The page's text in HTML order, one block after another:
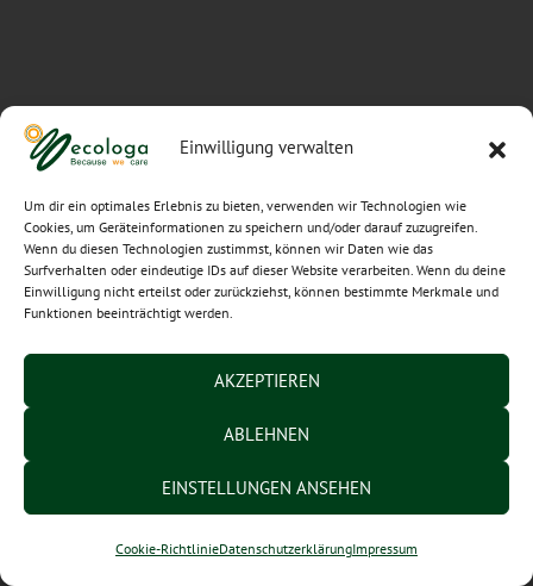
Einwilligung verwalten
Um dir ein optimales Erlebnis zu bieten, verwenden wir Technologien wie
Cookies, um Geräteinformationen zu speichern und/oder darauf zuzugreifen.
Wenn du diesen Technologien zustimmst, können wir Daten wie das
Surfverhalten oder eindeutige IDs auf dieser Website verarbeiten. Wenn du deine
Einwilligung nicht erteilst oder zurückziehst, können bestimmte Merkmale und
Funktionen beeinträchtigt werden.
AKZEPTIEREN
ABLEHNEN
EINSTELLUNGEN ANSEHEN
Cookie-RichtlinieDatenschutzerklärungImpressum